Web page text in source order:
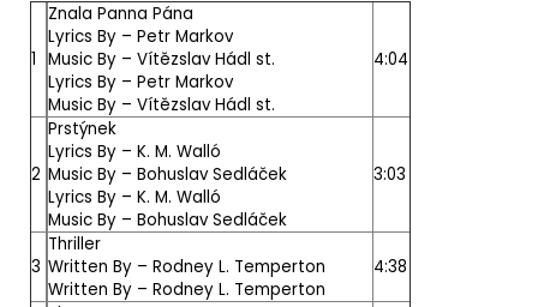
1
Znala Panna Pána
Lyrics By – Petr Markov
Music By – Vítězslav Hádl st.
Lyrics By – Petr Markov
Music By – Vítězslav Hádl st.
4:04
2
Prstýnek
Lyrics By – K. M. Walló
Music By – Bohuslav Sedláček
Lyrics By – K. M. Walló
Music By – Bohuslav Sedláček
3:03
3
Thriller
Written By – Rodney L. Temperton
Written By – Rodney L. Temperton
4:38